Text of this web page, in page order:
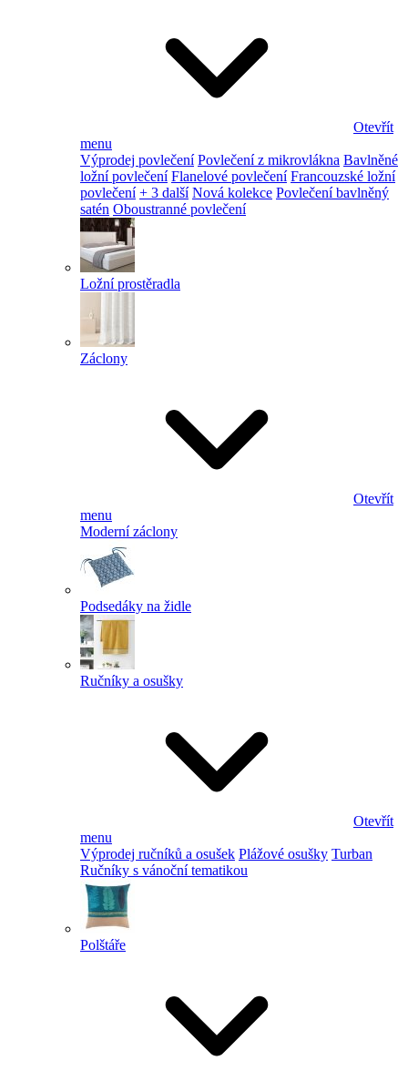
Otevřít
menu
Výprodej povlečení Povlečení z mikrovlákna Bavlněné
ložní povlečení Flanelové povlečení Francouzské ložní
povlečení + 3 další Nová kolekce Povlečení bavlněný
satén Oboustranné povlečení
Ložní prostěradla
Záclony
Otevřít
menu
Moderní záclony
Podsedáky na židle
Ručníky a osušky
Otevřít
menu
Výprodej ručníků a osušek Plážové osušky Turban
Ručníky s vánoční tematikou
Polštáře